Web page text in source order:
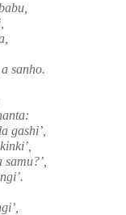
sanho.
gashi’,